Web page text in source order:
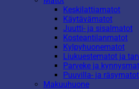
Keskilattiamatot
Käytävämatot
Juutti- ja sisalmatot
Kosteantilanmatot
Kylpyhuonematot
Liukuestematot ja
Parveke ja
Puuvilla- ja räsymatot
Makuuhuone